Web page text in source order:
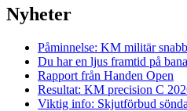
Nyheter
Påminnelse: KM militär
Du har en ljus framtid på
Rapport från Handen Open
Resultat: KM precision C
Viktig info: Skjutförbud